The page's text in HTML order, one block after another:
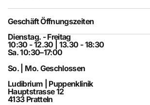
Geschäft Öffnungszeiten
Dienstag. - Freitag
10:30 - 12.30 | 13.30 - 18:30
Sa. 10:30–17:00
So. | Mo. Geschlossen
Ludibrium | Puppenklinik
Hauptstrasse 12
4133 Pratteln